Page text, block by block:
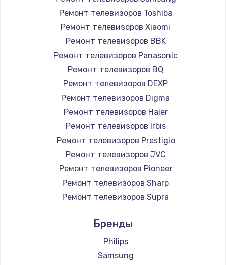
Замена картридера
Заказать
Замена микросхемы NFC
1100 руб.
Заказать
Замена шим-контроллера
3900 руб.
Заказать
1030 руб.
Заказать
Ремонт телевизоров Toshiba
Ремонт телевизоров Xiaomi
Ремонт телевизоров BBK
Ремонт телевизоров Panasonic
Ремонт телевизоров BQ
Ремонт телевизоров DEXP
Ремонт телевизоров Digma
Ремонт телевизоров Haier
Ремонт телевизоров Irbis
Ремонт телевизоров Prestigio
Ремонт телевизоров JVC
Ремонт телевизоров Pioneer
Ремонт телевизоров Sharp
Ремонт телевизоров Supra
Ремонт телевизоров Hisense
Ремонт телевизоров Daewoo
Ремонт телевизоров Centek
Бренды
Philips
Samsung